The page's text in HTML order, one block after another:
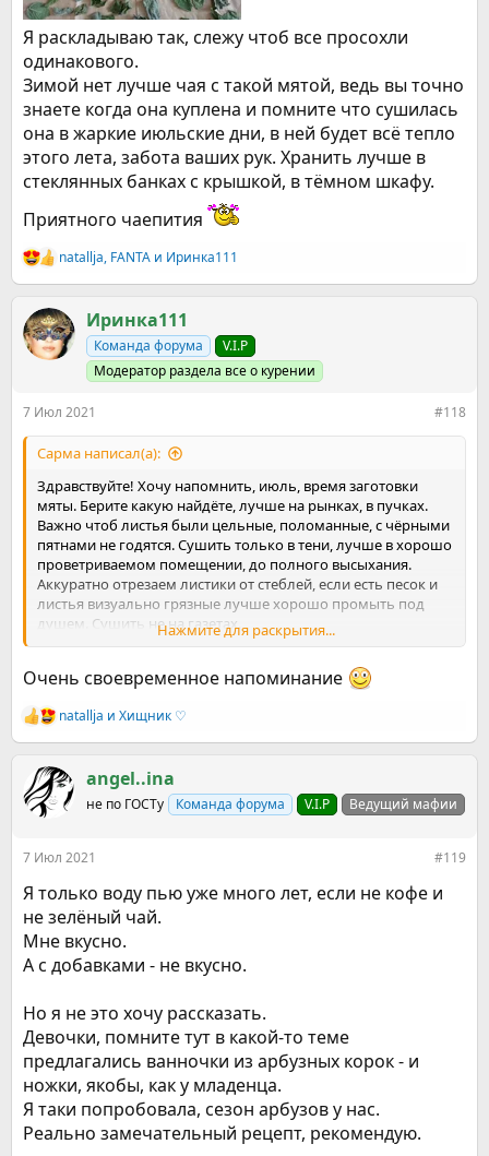
Я раскладываю так, слежу чтоб все просохли
одинакового.
Зимой нет лучше чая с такой мятой, ведь вы точно
знаете когда она куплена и помните что сушилась
она в жаркие июльские дни, в ней будет всё тепло
этого лета, забота ваших рук. Хранить лучше в
стеклянных банках с крышкой, в тёмном шкафу.
Приятного чаепития
Р
е
к
ц
и
natallja, FANTA и Иринка111
Иринка111
Команда форума
V.I.P
Модератор раздела все о курении
7 Июл 2021 #118
Сарма написал(а):
Здравствуйте! Хочу напомнить, июль, время заготовки
мяты. Берите какую найдёте, лучше на рынках, в пучках.
Важно чтоб листья были цельные, поломанные, с чёрными
пятнами не годятся. Сушить только в тени, лучше в хорошо
проветриваемом помещении, до полного высыхания.
Аккуратно отрезаем листики от стеблей, если есть песок и
листья визуально грязные лучше хорошо промыть под
душем. Сушить не на газетах.
Посмотреть вложение 1442673
Я раскладываю так, слежу чтоб все просохли одинакового.
Зимой нет лучше чая с такой мятой, ведь вы точно знаете
июльские дни, в ней будет всё тепло этого лета, забота
ваших рук. Хранить лучше в стеклянных банках с крышкой,
Приятного чаепития
Нажмите для раскрытия...
Очень своевременное напоминание
Р
е
ц
и
natallja и Хищник ♡
angel..ina
не по ГОСТу Команда форума V.I.P Ведущий мафии
7 Июл 2021 #119
Я только воду пью уже много лет, если не кофе и
не зелёный чай.
Мне вкусно.
А с добавками - не вкусно.
Но я не это хочу рассказать.
Девочки, помните тут в какой-то теме
предлагались ванночки из арбузных корок - и
ножки, якобы, как у младенца.
Я таки попробовала, сезон арбузов у нас.
Реально замечательный рецепт, рекомендую.